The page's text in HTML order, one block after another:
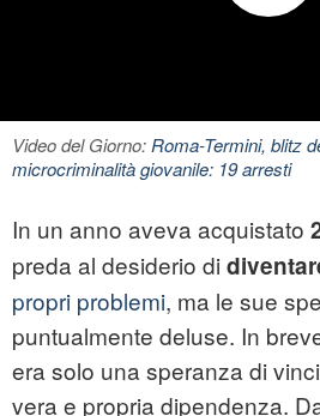
Video del Giorno:Roma-Termini, blitz
microcriminalità giovanile: 19 arresti
In un anno aveva acquistato
preda al desiderio di
propri problemi, ma le sue
puntualmente deluse. In
era solo una speranza di
vera e propria dipendenza.